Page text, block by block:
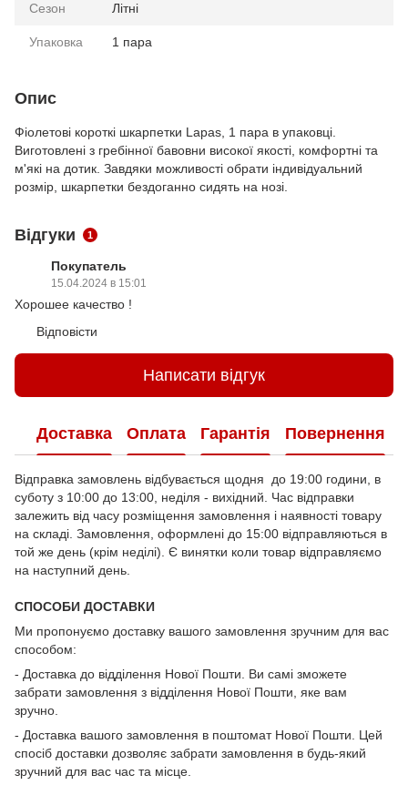
Сезон Літні
Упаковка 1 пара
Опис
Фіолетові короткі шкарпетки Lapas, 1 пара в упаковці.
Виготовлені з гребінної бавовни високої якості, комфортні та
м'які на дотик. Завдяки можливості обрати індивідуальний
розмір, шкарпетки бездоганно сидять на нозі.
Відгуки 1
Покупатель
15.04.2024 в 15:01
Хорошее качество !
Відповісти
Написати відгук
Доставка Оплата Гарантія Повернення
Відправка замовлень відбувається щодня до 19:00 години, в
суботу з 10:00 до 13:00, неділя - вихідний. Час відправки
залежить від часу розміщення замовлення і наявності товару
на складі. Замовлення, оформлені до 15:00 відправляються в
той же день (крім неділі). Є винятки коли товар відправляємо
на наступний день.
СПОСОБИ ДОСТАВКИ
Ми пропонуємо доставку вашого замовлення зручним для вас
способом:
- Доставка до відділення Нової Пошти. Ви самі зможете
забрати замовлення з відділення Нової Пошти, яке вам
зручно.
- Доставка вашого замовлення в поштомат Нової Пошти. Цей
спосіб доставки дозволяє забрати замовлення в будь-який
зручний для вас час та місце.